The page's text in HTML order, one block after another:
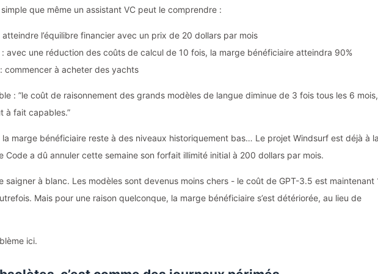
que même un assistant VC peut le comprendre :
atteindre l’équilibre financier avec un prix de 20 dollars par mois
: avec une réduction des coûts de calcul de 10 fois, la marge bénéficiaire atteindra 90%
commencer à acheter des yachts
: ”le coût de raisonnement des grands modèles de langue diminue de 3 fois tous les 6 mois,
à fait capables.”
la marge bénéficiaire reste à des niveaux historiquement bas… Le projet Windsurf est déjà à la
Code a dû annuler cette semaine son forfait illimité initial à 200 dollars par mois.
saigner à blanc. Les modèles sont devenus moins chers - le coût de GPT-3.5 est maintenant
Mais pour une raison quelconque, la marge bénéficiaire s’est détériorée, au lieu de
ici.